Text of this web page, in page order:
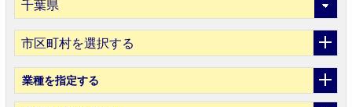
市区町村を選択する
業種を指定する